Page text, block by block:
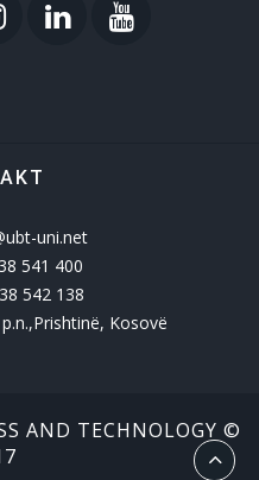
uni.net
541 400
542 138
Kosovë
AND TECHNOLOGY ©